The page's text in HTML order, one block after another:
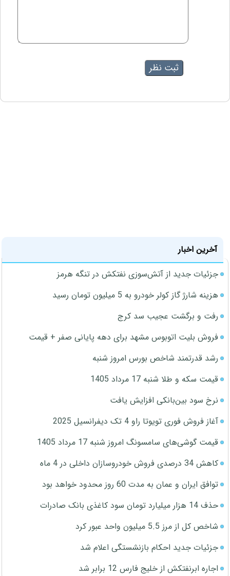
آخرین اخبار
جزئیات جدید از آتش‌سوزی نفتکش در تنگه هرمز
هزینه شارژ گاز کولر خودرو به 5 میلیون تومان رسید
رفت و برگشت عجیب سد کرج
فروش بلیت اتوبوس مشهد برای دهه پایانی صفر + قیمت
رشد قدرتمند شاخص بورس امروز شنبه
قیمت سکه و طلا شنبه 17 مرداد 1405
نرخ سود بین‌بانکی افزایش یافت
آغاز فروش فوری تویوتا راو 4 تک دیفرانسیل 2025
قیمت گوشی‌های سامسونگ امروز شنبه 17 مرداد 1405
کاهش 34 درصدی فروش خودروسازان داخلی در 4 ماه
توافق ایران و عمان به مدت 60 روز محدود خواهد بود
حذف 14 هزار میلیارد تومان سود کاغذی بانک صادرات
شاخص کل از مرز 5.5 میلیون واحد عبور کرد
جزئیات جدید احکام بازنشستگی اعلام شد
اجاره ابرنفتکش از خلیج فارس 12 برابر شد